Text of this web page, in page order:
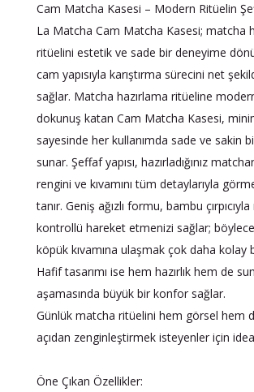
Cam Matcha Kasesi – Modern Ritüelin
La Matcha Cam Matcha Kasesi; matcha
ritüelini estetik ve sade bir deneyime
cam yapısıyla karıştırma sürecini net
sağlar. Matcha hazırlama ritüeline
dokunuş katan Cam Matcha Kasesi,
sayesinde her kullanımda sade ve sakin
sunar. Şeffaf yapısı, hazırladığınız
rengini ve kıvamını tüm detaylarıyla
tanır. Geniş ağızlı formu, bambu
kontrollü hareket etmenizi sağlar;
köpük kıvamına ulaşmak çok daha kolay
Hafif tasarımı ise hem hazırlık hem de
aşamasında büyük bir konfor sağlar.
Günlük matcha ritüelini hem görsel hem
açıdan zenginleştirmek isteyenler için
Öne Çıkan Özellikler: